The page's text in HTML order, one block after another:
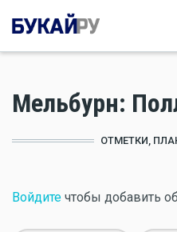
Мельбурн:
ОТМЕТКИ,
Войдите чтобы добавить